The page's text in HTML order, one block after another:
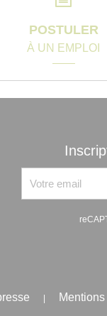
POSTULER
À UN EMPLOI